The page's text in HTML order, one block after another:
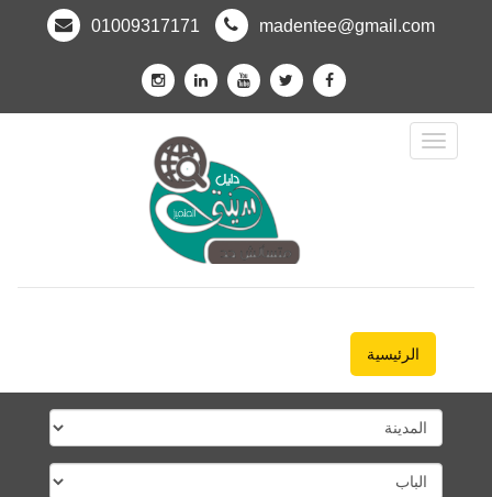
madentee@gmail.com
01009317171
Toggle
Navigation
الرئيسية